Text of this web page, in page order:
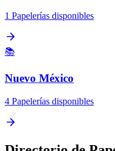
1 Papelerías disponibles
📚
Nuevo México
4 Papelerías disponibles